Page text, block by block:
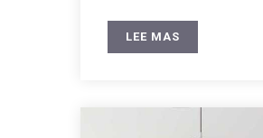
LEE MAS